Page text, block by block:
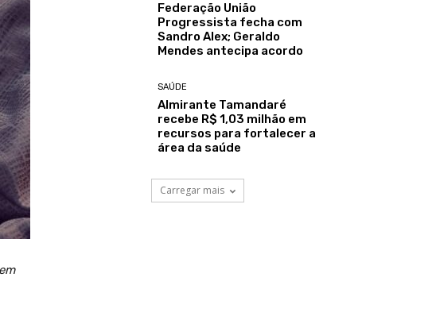
Federação União
Progressista fecha com
Sandro Alex; Geraldo
Mendes antecipa acordo
SAÚDE
Almirante Tamandaré
recebe R$ 1,03 milhão em
recursos para fortalecer a
área da saúde
Carregar mais